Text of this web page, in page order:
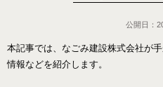
公開日：
本記事では、なごみ建設株式会社が
情報などを紹介します。